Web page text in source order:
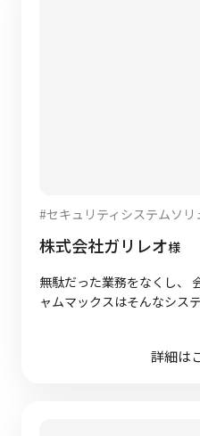
#セキュリティシステムソリ
株式会社ガリレオ様
無駄だった業務をなくし、
ャムマックスはそんなシステ
詳細は